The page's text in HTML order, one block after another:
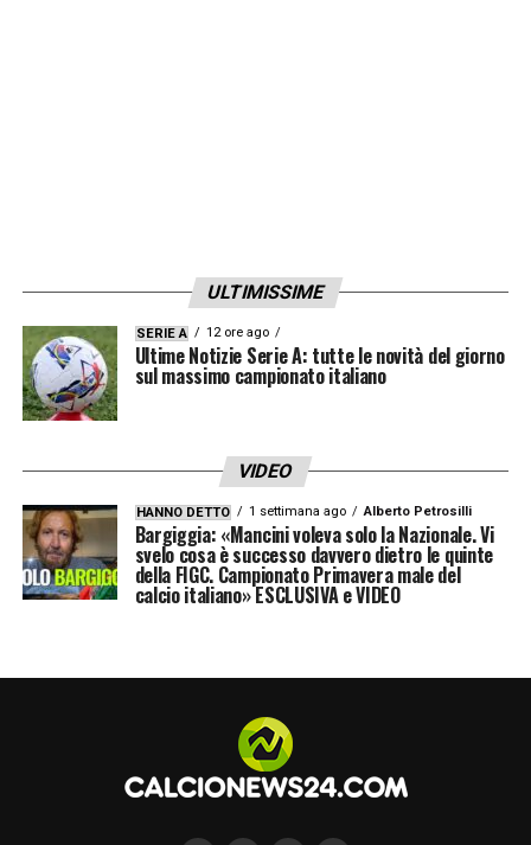
ULTIMISSIME
SERIE A 12 ore ago
Ultime Notizie Serie A: tutte le novità del giorno
sul massimo campionato italiano
VIDEO
HANNO DETTO 1 settimana ago Alberto Petrosilli
Bargiggia: «Mancini voleva solo la Nazionale. Vi
svelo cosa è successo davvero dietro le quinte
della FIGC. Campionato Primavera male del
calcio italiano» ESCLUSIVA e VIDEO